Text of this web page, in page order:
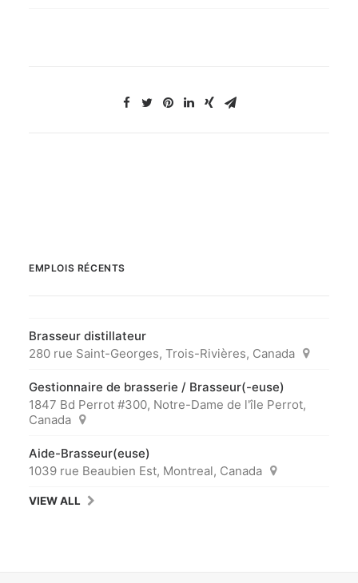
EMPLOIS RÉCENTS
Brasseur distillateur
280 rue Saint-Georges, Trois-Rivières, Canada
Gestionnaire de brasserie / Brasseur(-euse)
1847 Bd Perrot #300, Notre-Dame de l'île Perrot,
Canada
Aide-Brasseur(euse)
1039 rue Beaubien Est, Montreal, Canada
VIEW ALL